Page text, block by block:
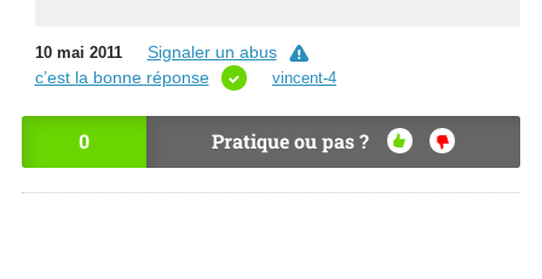
10 mai 2011
Signaler un abus
c’est la bonne réponse
vincent-4
0 Pratique ou pas ?
OU
I
NO